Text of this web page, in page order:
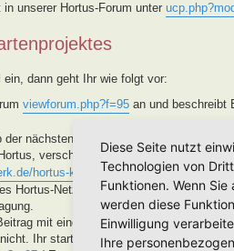
unserer Hortus-Forum unter
ein, dann geht Ihr wie folgt vor:
viewforum.php?f=95 an und beschreibt
der nächsten Tage geprüft und
verschiebe ich diesen in das Forum
hortus-karte/
ein. Des weiteren wird
Hortus-Netzwerkes vorgestellt. Sollte
mit einem Vermerk im Betreff [Weg
Ihr startet nun in die einjährige Lehr-
Diese Seite nutzt
Technologien von
Funktionen. Wenn
werden diese
Einwilligung
Ihre